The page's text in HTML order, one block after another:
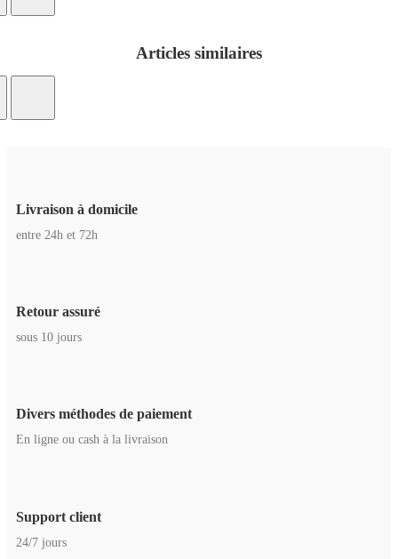
Articles similaires
Livraison à domicile
entre 24h et 72h
Retour assuré
sous 10 jours
Divers méthodes de paiement
En ligne ou cash à la livraison
Support client
24/7 jours